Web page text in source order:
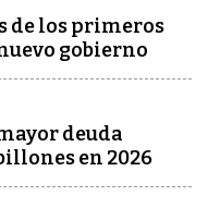
de los primeros
gobierno
deuda
en 2026